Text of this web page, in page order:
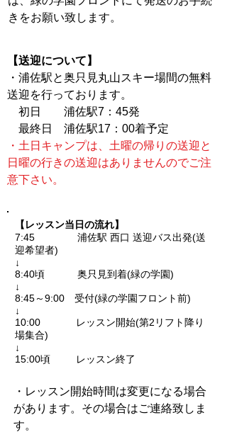
きをお願い致します。
​【送迎について】
・浦佐駅と奥只見丸山スキー場間の無料
送迎を行っております。
初日 浦佐駅7：45発
最終日 浦佐駅17：00着予定
・土日キャンプは、土曜の帰りの送迎と
日曜の行きの送迎はありませんのでご注
意下さい。
【レッスン当日の流れ】
7:45 浦佐駅 西口 送迎バス出発(送
迎希望者)
↓
8:40頃 奥只見到着(緑の学園)
↓
8:45～9:00 受付(緑の学園フロント前)
↓
10:00 レッスン開始(第2リフト降り
場集合)
↓
15:00頃 レッスン終了
・レッスン開始時間は変更になる場合
があります。その場合はご連絡致しま
す。